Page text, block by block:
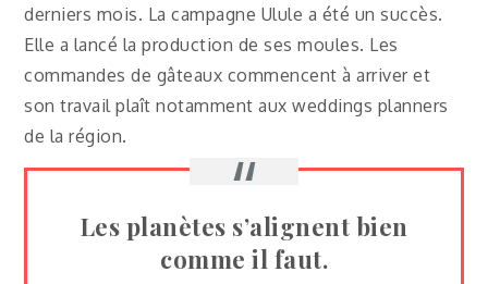
derniers mois. La campagne Ulule a été un succès.
Elle a lancé la production de ses moules. Les
commandes de gâteaux commencent à arriver et
son travail plaît notamment aux weddings planners
de la région.
Les planètes s’alignent bien
comme il faut.